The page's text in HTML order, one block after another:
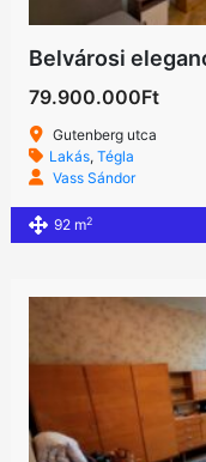
Belvárosi
79.900.000Ft
Gutenberg utca
Lakás, Tégla
Vass Sándor
92 m2